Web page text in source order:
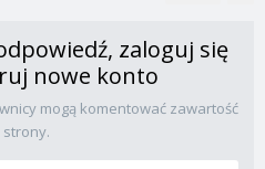
zaloguj się
nowe konto
mogą komentować zawartość
strony.